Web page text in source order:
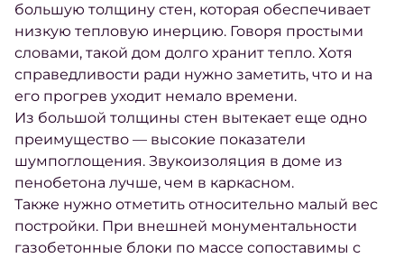
большую толщину стен, которая обеспечивает
низкую тепловую инерцию. Говоря простыми
словами, такой дом долго хранит тепло. Хотя
справедливости ради нужно заметить, что и на
его прогрев уходит немало времени.
Из большой толщины стен вытекает еще одно
преимущество — высокие показатели
шумпоглощения. Звукоизоляция в доме из
пенобетона лучше, чем в каркасном.
Также нужно отметить относительно малый вес
постройки. При внешней монументальности
газобетонные блоки по массе сопоставимы с